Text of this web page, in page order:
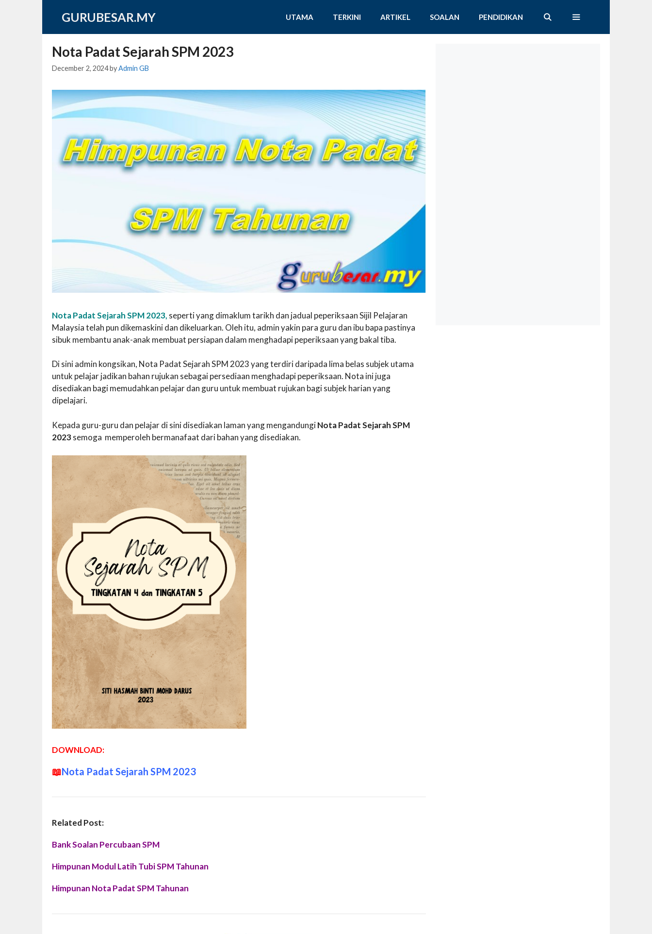
GURUBESAR.MY UTAMA TERKINI ARTIKEL SOALAN PENDIDIKAN
Nota Padat Sejarah SPM 2023
December 2, 2024byAdmin GB
Nota Padat Sejarah SPM 2023, seperti yang dimaklum tarikh dan jadual peperiksaan Sijil Pelajaran
Malaysia telah pun dikemaskini dan dikeluarkan. Oleh itu, admin yakin para guru dan ibu bapa pastinya
sibuk membantu anak-anak membuat persiapan dalam menghadapi peperiksaan yang bakal tiba.
Di sini admin kongsikan, Nota Padat Sejarah SPM 2023 yang terdiri daripada lima belas subjek utama
untuk pelajar jadikan bahan rujukan sebagai persediaan menghadapi peperiksaan. Nota ini juga
disediakan bagi memudahkan pelajar dan guru untuk membuat rujukan bagi subjek harian yang
dipelajari.
Kepada guru-guru dan pelajar di sini disediakan laman yang mengandungiNota Padat Sejarah SPM
2023semoga memperoleh bermanafaat dari bahan yang disediakan.
DOWNLOAD:
📖Nota Padat Sejarah SPM 2023
Related Post:
Bank Soalan Percubaan SPM
Himpunan Modul Latih Tubi SPM Tahunan
Himpunan Nota Padat SPM Tahunan